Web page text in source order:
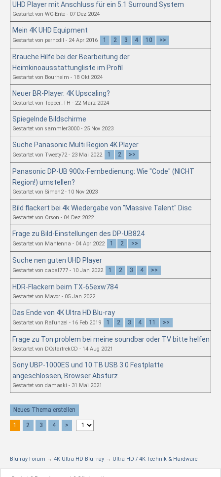
UHD Player mit Anschluss für ein 5.1 Surround System
Gestartet von WC-Ente - 07 Dez 2024
Mein 4K UHD Equipment
Gestartet von pernodil - 24 Apr 2016 1 2 3 4 10 >>
Brauche Hilfe bei der Bearbeitung der
Heimkinoausstattungliste im Profil
Gestartet von Bourheim - 18 Okt 2024
Neuer BR-Player. 4K Upscaling?
Gestartet von Topper_TH - 22 März 2024
Spiegelnde Bildschirme
Gestartet von sammler3000 - 25 Nov 2023
Suche Panasonic Multi Region 4K Player
Gestartet von Tweety72 - 23 Mai 2022 1 2 >>
Panasonic DP-UB 900x-Fernbedienung: Wie "Code" (NICHT
Region!) umstellen?
Gestartet von Simon2 - 10 Nov 2023
Bild flackert bei 4k Wiedergabe von "Massive Talent" Disc
Gestartet von Orson - 04 Dez 2022
Frage zu Bild-Einstellungen des DP-UB824
Gestartet von Mantenna - 04 Apr 2022 1 2 >>
Suche nen guten UHD Player
Gestartet von cabal777 - 10 Jan 2022 1 2 3 4 >>
HDR-Flackern beim TX-65exw784
Gestartet von Mavor - 05 Jan 2022
Das Ende von 4K Ultra HD Blu-ray
Gestartet von Rafunzel - 16 Feb 2019 1 2 3 4 11 >>
Frage zu Ton problem bei meine soundbar oder TV bitte helfen
Gestartet von DCstartrekCD - 14 Aug 2021
Sony UBP-1000ES und 10 TB USB 3.0 Festplatte
angeschlossen, Browser Absturz.
Gestartet von damaski - 31 Mai 2021
Neues Thema erstellen
1 2 3 4 >
Blu-ray Forum → 4K Ultra HD Blu−ray → Ultra HD / 4K Technik & Hardware